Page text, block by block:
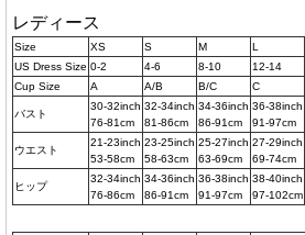
レディース
Size XS S M L
US Dress Size 0-2 4-6 8-10 12-14
Cup Size
A A/B B/C C
バスト
30-32inch
76-81cm
32-34inch
81-86cm
34-36inch
86-91cm
36-38inch
91-97cm
ウエスト
21-23inch
53-58cm
23-25inch
58-63cm
25-27inch
63-69cm
27-29inch
69-74cm
ヒップ
32-34inch
76-86cm
34-36inch
86-91cm
36-38inch
91-97cm
38-40inch
97-102cm